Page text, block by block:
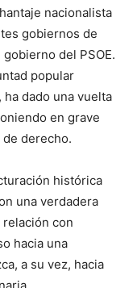
nacionalista
gobiernos de
del PSOE.
popular
dado una vuelta
en grave
derecho.
histórica
una verdadera
con
hacia una
a su vez, hacia